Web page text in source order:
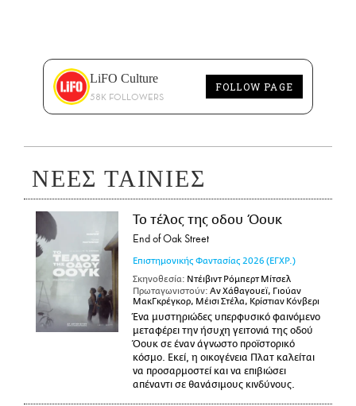
LiFO Culture
58K FOLLOWERS
FOLLOW PAGE
ΝΕΕΣ ΤΑΙΝΙΕΣ
Το τέλος της οδου Όουκ
End of Oak Street
Επιστημονικής Φαντασίας 2026 (ΕΓΧΡ.)
Σκηνοθεσία: Ντέιβιντ Ρόμπερτ Μίτσελ
Πρωταγωνιστούν: Αν Χάθαγουεϊ, Γιούαν
ΜακΓκρέγκορ, Μέισι Στέλα, Κρίστιαν Κόνβερι
Ένα μυστηριώδες υπερφυσικό φαινόμενο
μεταφέρει την ήσυχη γειτονιά της οδού
Όουκ σε έναν άγνωστο προϊστορικό
κόσμο. Εκεί, η οικογένεια Πλατ καλείται
να προσαρμοστεί και να επιβιώσει
απέναντι σε θανάσιμους κινδύνους.